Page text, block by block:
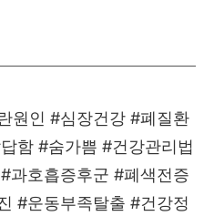
원인 #심장건강 #폐질환
함 #숨가쁨 #건강관리법
과호흡증후군 #폐색전증
#운동부족탈출 #건강정